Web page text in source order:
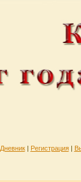
Дневник| Регистрация |